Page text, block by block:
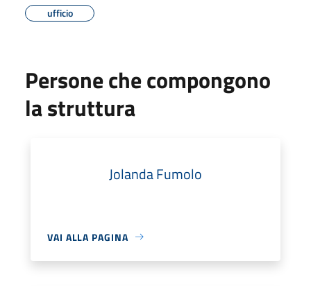
ufficio
Persone che compongono
la struttura
Jolanda Fumolo
VAI ALLA PAGINA